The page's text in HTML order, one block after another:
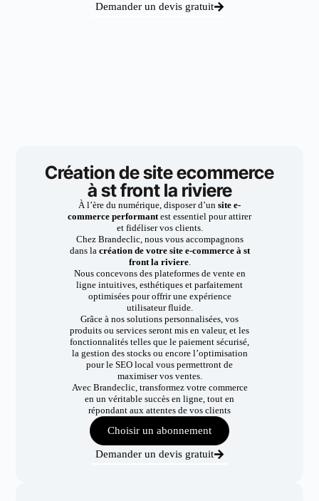
Demander un devis gratuit
Création de site ecommerce
à st front la riviere
À l’ère du numérique, disposer d’un site e-
commerce performantest essentiel pour attirer
et fidéliser vos clients.
Chez Brandeclic, nous vous accompagnons
dans la création de votre site e-commerce à st
front la riviere.
Nous concevons des plateformes de vente en
ligne intuitives, esthétiques et parfaitement
optimisées pour offrir une expérience
utilisateur fluide.
Grâce à nos solutions personnalisées, vos
produits ou services seront mis en valeur, et les
fonctionnalités telles que le paiement sécurisé,
la gestion des stocks ou encore l’optimisation
pour le SEO local vous permettront de
maximiser vos ventes.
Avec Brandeclic, transformez votre commerce
en un véritable succès en ligne, tout en
répondant aux attentes de vos clients
Choisir un abonnement
Demander un devis gratuit